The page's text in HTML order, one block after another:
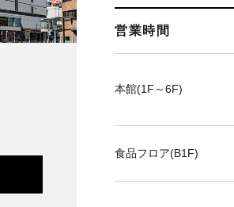
営業時間
本館(1F～6F)
食品フロア(B1F)